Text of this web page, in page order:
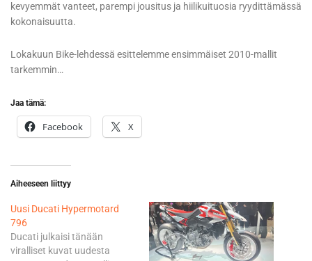
kevyemmät vanteet, parempi jousitus ja hiilikuituosia ryydittämässä
kokonaisuutta.
Lokakuun Bike-lehdessä esittelemme ensimmäiset 2010-mallit
tarkemmin…
Jaa tämä:
Facebook X
Aiheeseen liittyy
Uusi Ducati Hypermotard
796
Ducati julkaisi tänään
viralliset kuvat uudesta